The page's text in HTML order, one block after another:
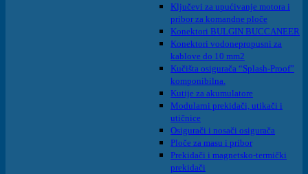
Ključevi za upućivanje motora i
pribor za komandne ploče
Konektori BULGIN BUCCANEER
Konektori vodonepropusni za
kablove do 10 mm2
Kučišta osigurača “Splash-Proof”
komponibilna.
Kutije za akumulatore
Modularni prekidači, utikači i
utičnice
Osigurači i nosači osigurača
Ploče za masu i pribor
Prekidači i magnetsko-termički
prekidači